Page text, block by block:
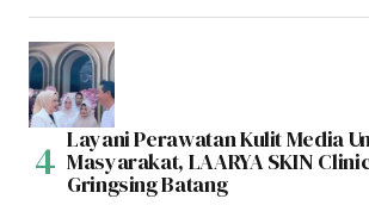
Layani Perawatan Kulit Media
Masyarakat, LAARYA SKIN
Gringsing Batang